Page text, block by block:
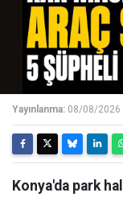
Yayınlanma: 08/08/2026
Konya'da park